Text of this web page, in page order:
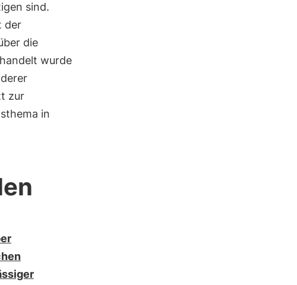
sind.
der
die
wurde
zur
in